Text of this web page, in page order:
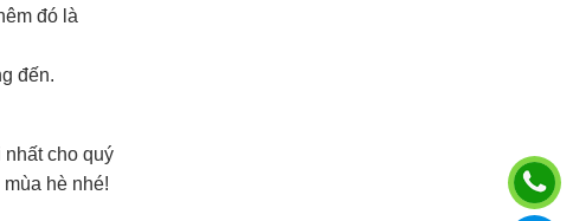
đó là
đến.
nhất cho quý
hè nhé!